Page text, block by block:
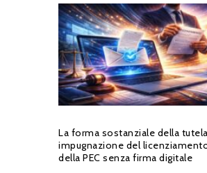
La forma sostanziale della
impugnazione del
della PEC senza firma digitale